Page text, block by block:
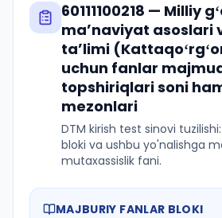
60111100218 — Milliy
maʼnaviyat asoslari
taʼlimi
uchun fanlar
topshiriqlari soni
mezonlari
DTM kirish test sinovi
bloki va ushbu yo'nalishga
mutaxassislik fani.
MAJBURIY FANLAR BLOKI